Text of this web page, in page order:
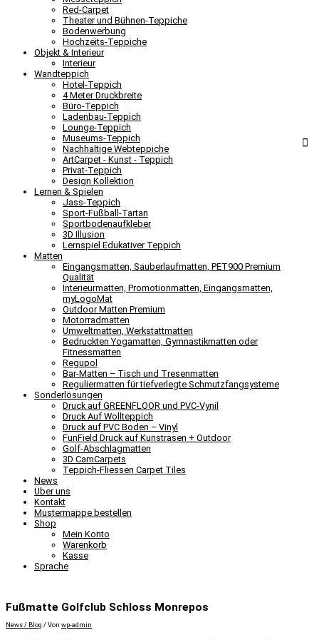
Red-Carpet
Theater und Bühnen-Teppiche
Bodenwerbung
Hochzeits-Teppiche
Objekt & Interieur
Interieur
Wandteppich
Hotel-Teppich
4 Meter Druckbreite
Büro-Teppich
Ladenbau-Teppich
Lounge-Teppich
Museums-Teppich
Nachhaltige Webteppiche
ArtCarpet - Kunst - Teppich
Privat-Teppich
Design Kollektion
Lernen & Spielen
Jass-Teppich
Sport-Fußball-Tartan
Sportbodenaufkleber
3D Illusion
Lernspiel Edukativer Teppich
Matten
Eingangsmatten, Sauberlaufmatten, PET900 Premium
Qualität
Interieurmatten, Promotionmatten, Eingangsmatten,
myLogoMat
Outdoor Matten Premium
Motorradmatten
Umweltmatten, Werkstattmatten
Bedruckten Yogamatten, Gymnastikmatten oder
Fitnessmatten
Regupol
Bar-Matten – Tisch und Tresenmatten
Reguliermatten für tiefverlegte Schmutzfangsysteme
Sonderlösungen
Druck auf GREENFLOOR und PVC-Vynil
Druck Auf Wollteppich
Druck auf PVC Boden – Vinyl
FunField Druck auf Kunstrasen + Outdoor
Golf-Abschlagmatten
3D CamCarpets
Teppich-Fliessen Carpet Tiles
News
Über uns
Kontakt
Mustermappe bestellen
Shop
Mein Konto
Warenkorb
Kasse
Sprache
Fußmatte Golfclub Schloss Monrepos
News / Blog / Von wp-admin